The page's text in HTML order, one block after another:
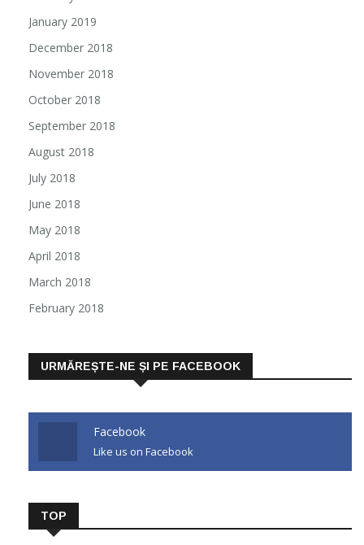
January 2019
December 2018
November 2018
October 2018
September 2018
August 2018
July 2018
June 2018
May 2018
April 2018
March 2018
February 2018
URMĂREȘTE-NE ȘI PE FACEBOOK
Facebook
Like us on Facebook
TOP